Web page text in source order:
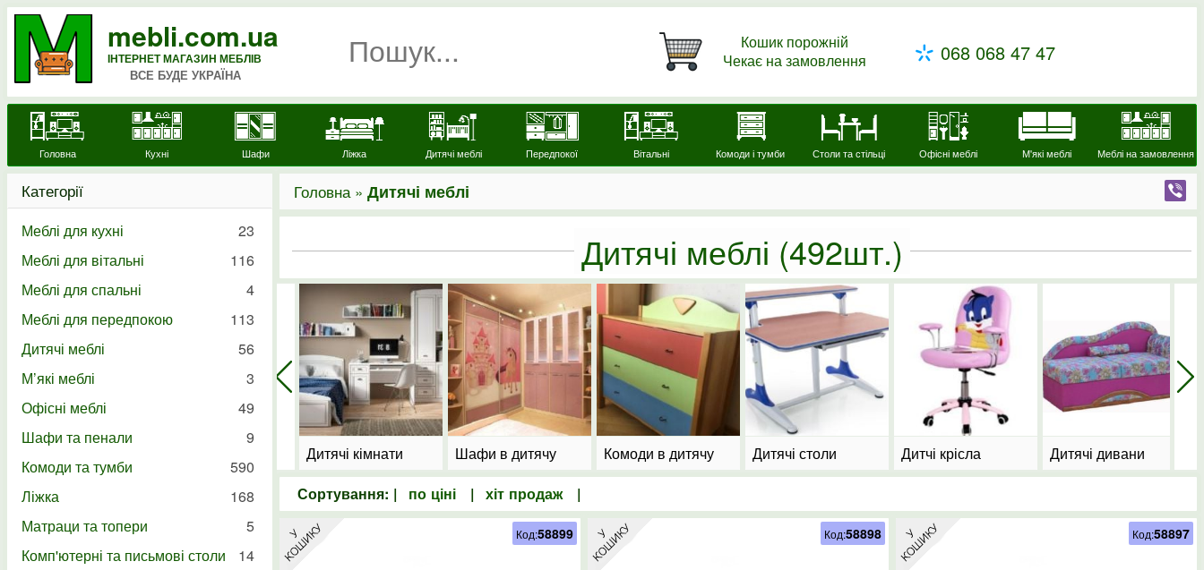
Кошик порожній
Чекає на замовлення
068 068 47 47
mebli.com.ua
ІНТЕРНЕТ МАГАЗИН МЕБЛІВ
ВСЕ БУДЕ УКРАЇНА
Головна Кухні Шафи Ліжка Дитячі меблі Передпокої Вітальні Комоди і тумби Столи та стільці Офісні меблі М'які меблі Меблі на замовлення
Головна » Дитячі меблі
Дитячі меблі (492шт.)
Дитячі "На замовлення"Дитячі кімнати Шафи в дитячу Комоди в дитячу Дитячі столи Дитчі крісла Дитячі дивани
Сортування: |
по ціні | хіт продаж |
Код:58899 Код:58898 Код:58897
Категорії
Меблі для кухні
23
Меблі для вітальні
116
Меблі для спальні
4
Меблі для передпокою
113
Дитячі меблі
56
М’які меблі
3
Офісні меблі
49
Шафи та пенали
9
Комоди та тумби
590
Ліжка
168
Матраци та топери
5
Комп'ютерні та письмові столи
14